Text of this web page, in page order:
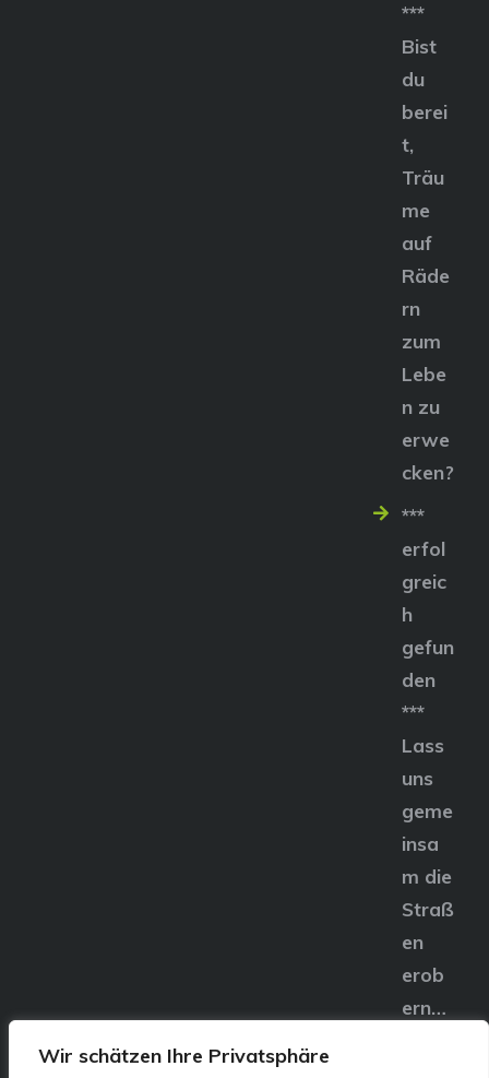
Wir schätzen Ihre Privatsphäre
***
Bist
du
berei
t,
Träu
me
auf
Räde
rn
zum
Lebe
n zu
erwe
cken?
***
erfol
greic
h
gefun
den
***
Lass
uns
geme
insa
m die
Straß
en
erob
ern…